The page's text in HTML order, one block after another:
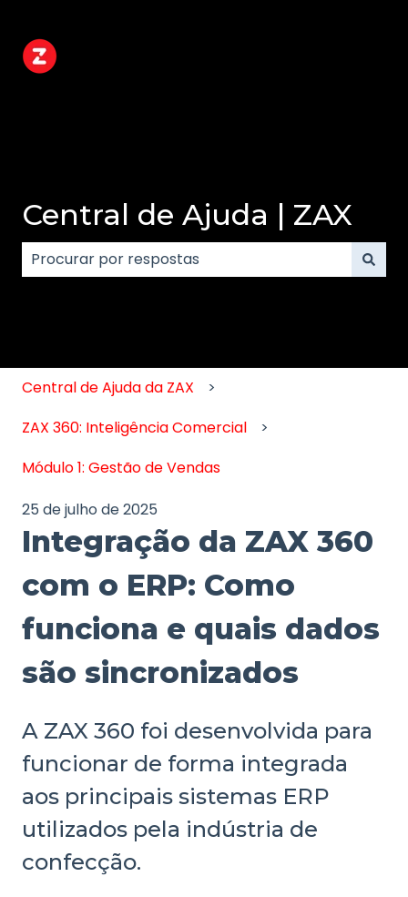
Central de Ajuda | ZAX
Central de Ajuda da ZAX
ZAX 360: Inteligência Comercial
Módulo 1: Gestão de Vendas
25 de julho de 2025
Integração da ZAX 360
com o ERP: Como
funciona e quais dados
são sincronizados
A ZAX 360 foi desenvolvida para
funcionar de forma integrada
aos principais sistemas ERP
utilizados pela indústria de
confecção.